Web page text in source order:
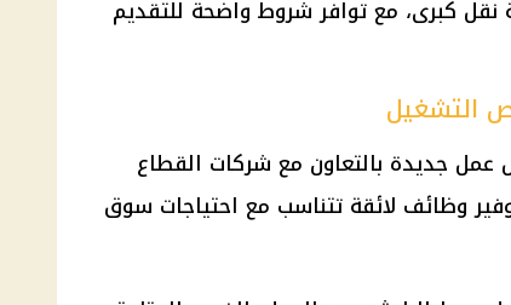
كبرى، مع توافر شروط واضحة للتقديم
التشغيل
عمل جديدة بالتعاون مع شركات القطاع
وظائف لائقة تتناسب مع احتياجات سوق